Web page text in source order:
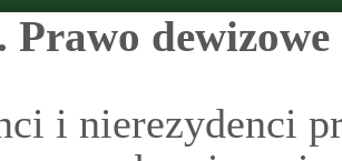
Prawo dewizowe
i nierezydenci